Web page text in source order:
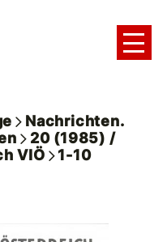
Nachrichten.
20 (1985) /
VIÖ
1-10